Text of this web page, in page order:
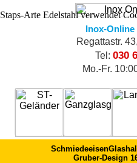
Staps-Arte Edelstahl verwendet
Inox-Online
Regattastr.
Tel: 030
Mo.-Fr.
Schmiedeeisen
Gruber-Design